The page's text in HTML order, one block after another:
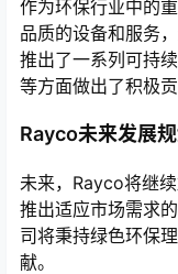
作为环保行业中的
品质的设备和服务
推出了一系列可持
等方面做出了积极贡
Rayco未来发展规
未来，Rayco将继
推出适应市场需求
司将秉持绿色环保
献。